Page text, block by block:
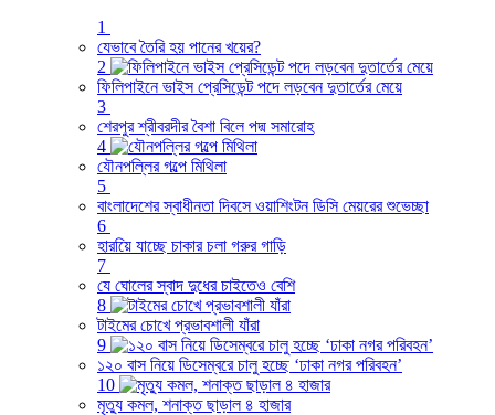
1
যেভাবে তৈরি হয় পানের খয়ের?
2
ফিলিপাইনে ভাইস প্রেসিডেন্ট পদে লড়বেন দুতার্তের মেয়ে
3
শেরপুর শ্রীবরদীর বৈশা বিলে পদ্ম সমারোহ
4
যৌনপল্লির গল্পে মিথিলা
5
বাংলাদেশের স্বাধীনতা দিবসে ওয়াশিংটন ডিসি মেয়রের শুভেচ্ছা
6
হারয়িে যাচ্ছে চাকার চলা গরুর গাড়ি
7
যে ঘোলের স্বাদ দুধের চাইতেও বেশি
8
টাইমের চোখে প্রভাবশালী যাঁরা
9
১২০ বাস নিয়ে ডিসেম্বরে চালু হচ্ছে ‘ঢাকা নগর পরিবহন’
10
মৃত্যু কমল, শনাক্ত ছাড়াল ৪ হাজার